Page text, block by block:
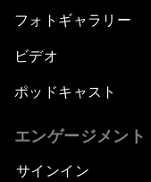
フォトギャラリー
ビデオ
ポッドキャスト
エンゲージメント
サインイン